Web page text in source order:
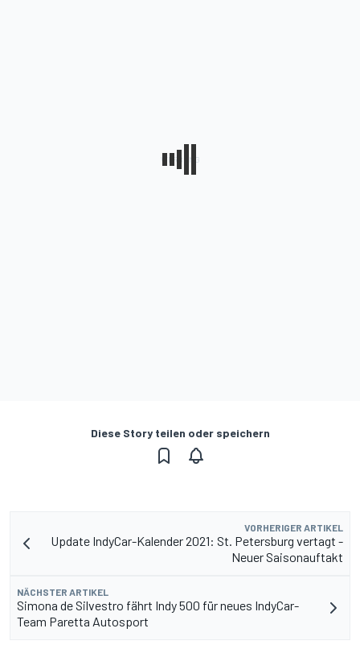
Diese Story teilen oder speichern
VORHERIGER ARTIKEL
Update IndyCar-Kalender 2021: St. Petersburg vertagt -
Neuer Saisonauftakt
NÄCHSTER ARTIKEL
Simona de Silvestro fährt Indy 500 für neues IndyCar-
Team Paretta Autosport